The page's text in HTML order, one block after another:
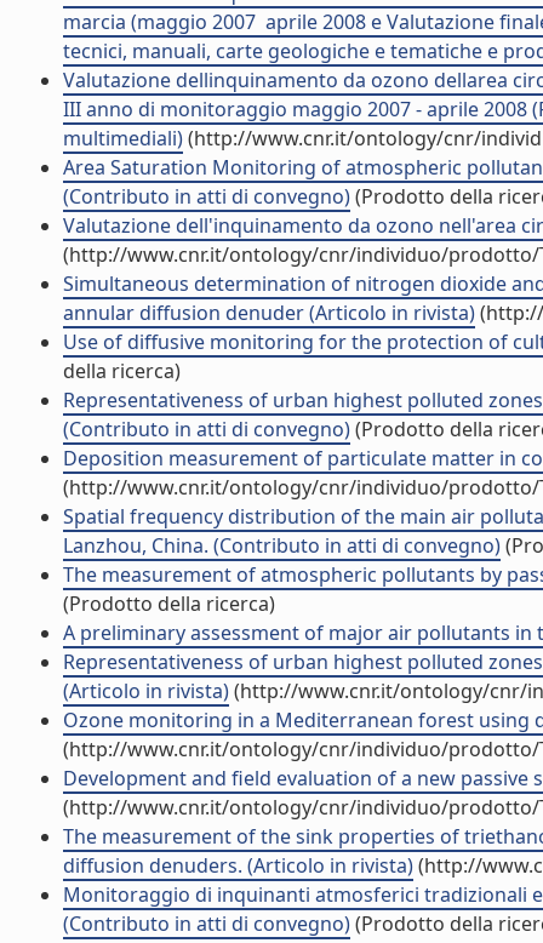
marcia (maggio 2007  aprile 2008 e Valutazione
tecnici, manuali, carte geologiche e tematiche e
Valutazione dellinquinamento da ozono dellarea
III anno di monitoraggio maggio 2007 - aprile
multimediali)(http://www.cnr.it/ontology/cnr/
Area Saturation Monitoring of atmospheric
(Contributo in atti di convegno)(Prodotto della
Valutazione dell'inquinamento da ozono nell'area
(http://www.cnr.it/ontology/cnr/individuo/prodotto/
Simultaneous determination of nitrogen dioxide
annular diffusion denuder (Articolo in rivista)
Use of diffusive monitoring for the protection of
della ricerca)
Representativeness of urban highest polluted
(Contributo in atti di convegno)(Prodotto della
Deposition measurement of particulate matter in
(http://www.cnr.it/ontology/cnr/individuo/prodotto/
Spatial frequency distribution of the main air
Lanzhou, China. (Contributo in atti di convegno)
The measurement of atmospheric pollutants by
(Prodotto della ricerca)
A preliminary assessment of major air pollutants in
Representativeness of urban highest polluted
(Articolo in rivista)(http://www.cnr.it/ontology/cnr/
Ozone monitoring in a Mediterranean forest using
(http://www.cnr.it/ontology/cnr/individuo/prodotto/
Development and field evaluation of a new
(http://www.cnr.it/ontology/cnr/individuo/prodotto/
The measurement of the sink properties of
diffusion denuders. (Articolo in rivista)(http://
Monitoraggio di inquinanti atmosferici tradizionali
(Contributo in atti di convegno)(Prodotto della